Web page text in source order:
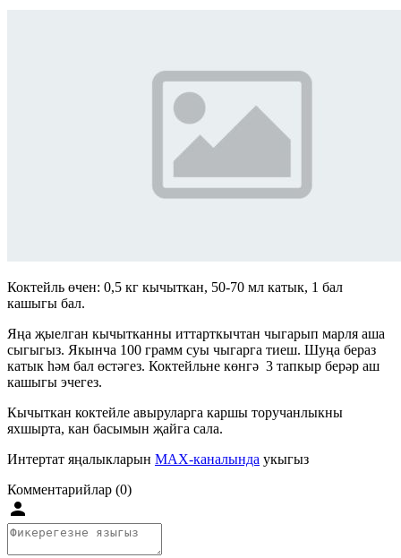
Коктейль өчен: 0,5 кг кычыткан, 50-70 мл катык, 1 бал
кашыгы бал.
Яңа җыелган кычытканны иттарткычтан чыгарып марля аша
сыгыгыз. Якынча 100 грамм суы чыгарга тиеш. Шуңа бераз
катык һәм бал өстәгез. Коктейльне көнгә 3 тапкыр берәр аш
кашыгы эчегез.
Кычыткан коктейле авыруларга каршы торучанлыкны
яхшырта, кан басымын җайга сала.
Интертат яңалыкларын MAX-каналында укыгыз
Комментарийлар (0)